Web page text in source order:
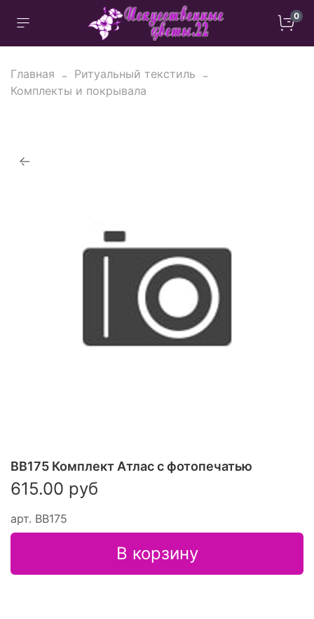
0
Главная
Ритуальный текстиль
Комплекты и покрывала
арт. ВВ175
ВВ175 Комплект Атлас с фотопечатью
615.00 руб
В корзину